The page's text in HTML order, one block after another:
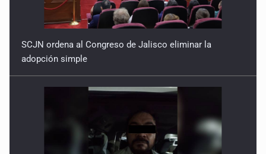
SCJN ordena al Congreso de Jalisco eliminar la
adopción simple